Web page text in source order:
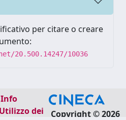
per citare o creare
20.500.14247/10036
Info
Utilizzo dei
Copyright © 2026